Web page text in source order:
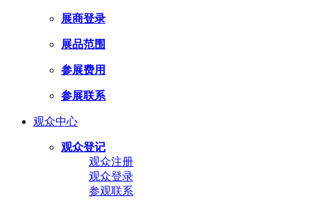
展商登录
展品范围
参展费用
参展联系
观众中心
观众登记
观众注册
观众登录
参观联系